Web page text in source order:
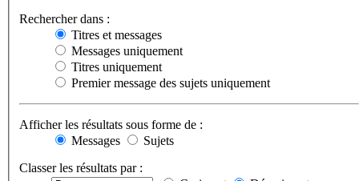
Rechercher dans :
Titres et messages
Messages uniquement
Titres uniquement
Premier message des sujets uniquement
Afficher les résultats sous forme de :
Messages
Sujets
Classer les résultats par :